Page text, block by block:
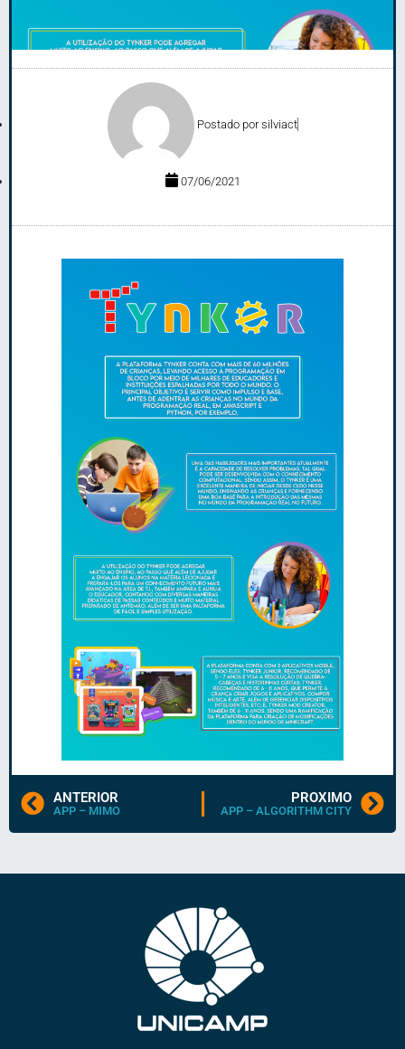
Postado porsilviact
07/06/2021
ANTERIOR
APP – MIMO
PROXIMO
APP – ALGORITHM CITY